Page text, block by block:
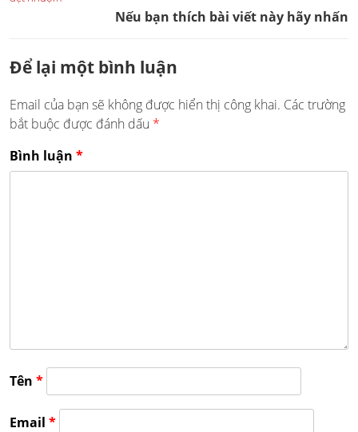
Nếu bạn thích bài viết này hãy nhấn
Để lại một bình luận
Email của bạn sẽ không được hiển thị công khai. Các trường
bắt buộc được đánh dấu *
Bình luận *
Tên *
Email *